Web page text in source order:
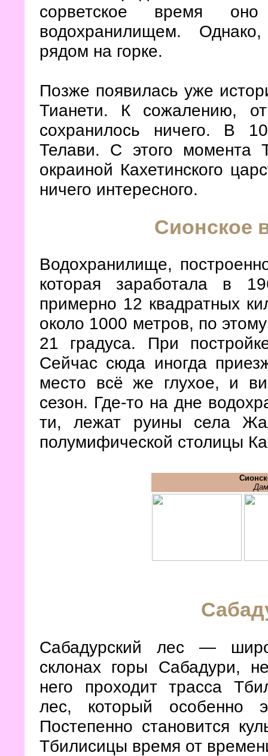
сорветское время
водохранилищем.
рядом на горке.
Позже появилась уже
Тианети. К сожалению,
сохранилось ничего. В
Телави. С этого момента
окраиной Кахетинского
ничего интересного.
Сионское
Водохранилище,
которая заработала в
примерно 12 квадратных
около 1000 метров, по
21 градуса. При
Сейчас сюда иногда
место всё же глухое, и
сезон. Где-то на дне
ти, лежат руины села
полумифической столицы
Сабадурский лес —
склонах горы Сабадури,
него проходит трасса
лес, который особенно
Постепенно становится
Тбилисицы время от